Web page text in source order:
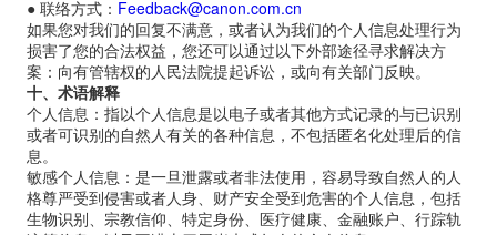
● 联络方式： Feedback@canon.com.cn
如果您对我们的回复不满意，或者认为我们的个人信息处理行为
损害了您的合法权益，您还可以通过以下外部途径寻求解决方
案：向有管辖权的人民法院提起诉讼，或向有关部门反映。
十、术语解释
个人信息：指以个人信息是以电子或者其他方式记录的与已识别
或者可识别的自然人有关的各种信息，不包括匿名化处理后的信
息。
敏感个人信息：是一旦泄露或者非法使用，容易导致自然人的人
格尊严受到侵害或者人身、财产安全受到危害的个人信息，包括
生物识别、宗教信仰、特定身份、医疗健康、金融账户、行踪轨